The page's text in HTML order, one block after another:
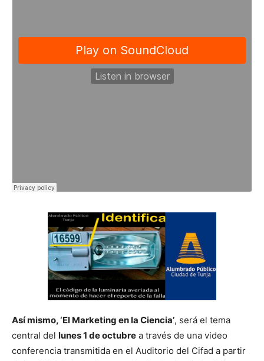
Así mismo, ‘El Marketing en la Ciencia’, será el tema
central del lunes 1 de octubre a través de una video
conferencia transmitida en el Auditorio del Cifad a partir